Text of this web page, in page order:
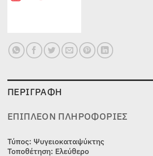
ΠΕΡΙΓΡΑΦΉ
ΕΠΙΠΛΈΟΝ ΠΛΗΡΟΦΟΡΊΕΣ
Τύπος: Ψυγειοκαταψύκτης
Τοποθέτηση: Ελεύθερο